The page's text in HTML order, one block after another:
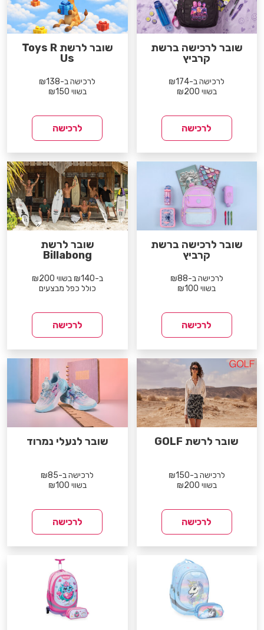
שובר לרכישה ברשת
קרביץ
לרכישה ב-₪174
בשווי ₪200
לרכישה
שובר לרשת Toys R
Us
לרכישה ב-₪138
בשווי ₪150
לרכישה
שובר לרכישה ברשת
קרביץ
לרכישה ב-₪88
בשווי ₪100
לרכישה
שובר לרשת
Billabong
ב-₪140 בשווי ₪200
כולל כפל מבצעים
לרכישה
שובר לרשת GOLF
לרכישה ב-₪150
בשווי ₪200
לרכישה
שובר לנעלי נמרוד
לרכישה ב-₪85
בשווי ₪100
לרכישה